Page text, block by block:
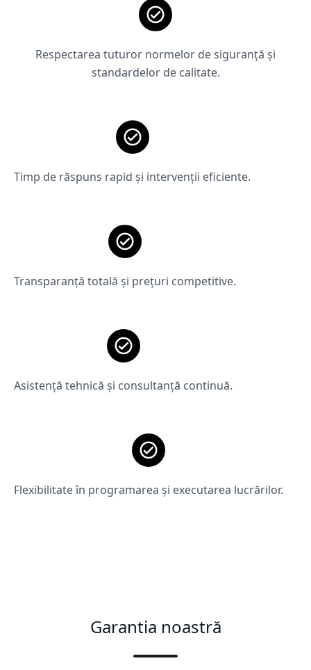
Respectarea tuturor normelor de siguranță și
standardelor de calitate.
Timp de răspuns rapid și intervenții eficiente.
Transparanță totală și prețuri competitive.
Asistență tehnică și consultanță continuă.
Flexibilitate în programarea și executarea lucrărilor.
Garantia noastră